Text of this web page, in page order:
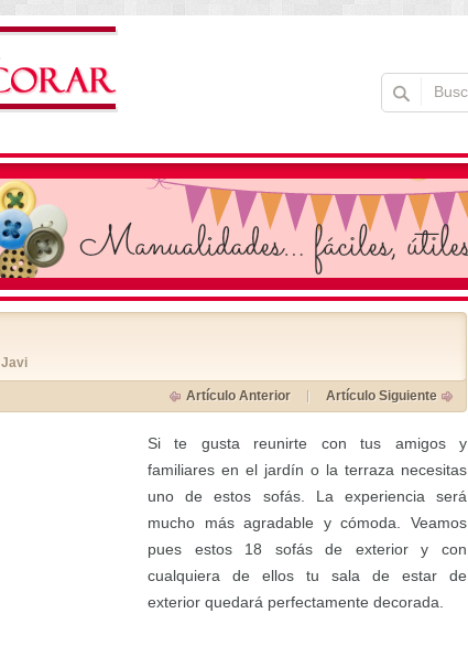
Javi
Artículo Anterior Artículo Siguiente
Si te gusta reunirte con tus amigos y
familiares en el jardín o la terraza necesitas
uno de estos sofás. La experiencia será
mucho más agradable y cómoda. Veamos
pues estos 18 sofás de exterior y con
cualquiera de ellos tu sala de estar de
exterior quedará perfectamente decorada.